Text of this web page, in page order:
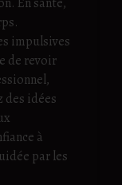
impulsives
de revoir
des idées
à
par les